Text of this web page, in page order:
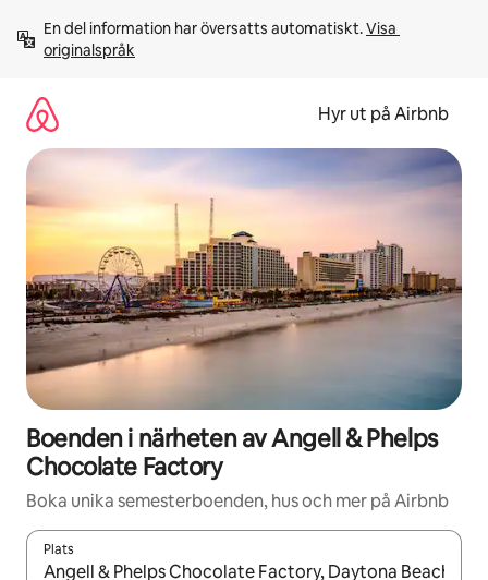
innehåll
En del information har översatts automatiskt. Visa
originalspråk
Hyr ut på Airbnb
Boenden i närheten av Angell & Phelps
Chocolate Factory
Boka unika semesterboenden, hus och mer på Airbnb
Plats
När resultaten är tillgängliga kan du navigera med upp- och